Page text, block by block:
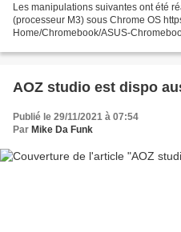
Les manipulations suivantes ont été
(processeur M3) sous Chrome OS
Home/Chromebook/ASUS-
AOZ studio est dispo
Publié le 29/11/2021 à 07:54
Par Mike Da Funk